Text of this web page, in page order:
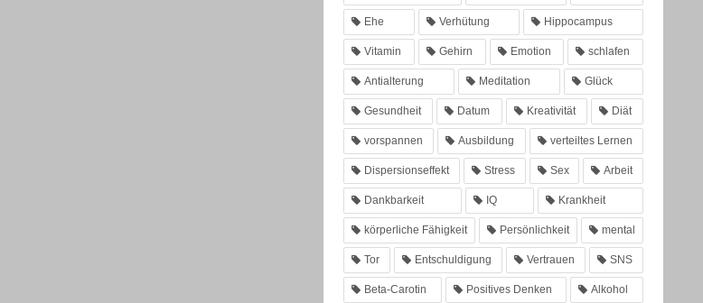
Ehe Verhütung Hippocampus
Vitamin Gehirn Emotion schlafen
Antialterung Meditation Glück
Gesundheit Datum Kreativität Diät
vorspannen Ausbildung verteiltes Lernen
Dispersionseffekt Stress Sex Arbeit
Dankbarkeit IQ Krankheit
körperliche Fähigkeit Persönlichkeit mental
Tor Entschuldigung Vertrauen SNS
Beta-Carotin Positives Denken Alkohol